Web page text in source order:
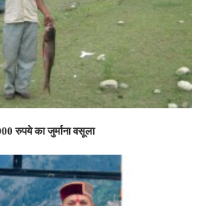
रुपये का जुर्माना वसूला